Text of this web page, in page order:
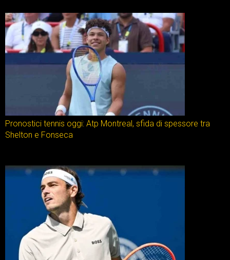
Pronostici tennis oggi: Atp Montreal, sfida di spessore tra
Shelton e Fonseca